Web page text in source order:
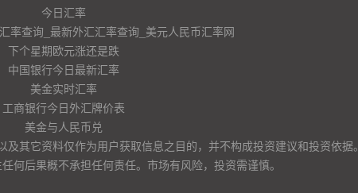
今日汇率
率查询_最新外汇汇率查询_美元人民币汇率网
下个星期欧元涨还是跌
中国银行今日最新汇率
美金实时汇率
工商银行今日外汇牌价表
美金与人民币兑
其它资料仅作为用户获取信息之目的，并不构成投资建议和投资依据。
何后果概不承担任何责任。市场有风险，投资需谨慎。